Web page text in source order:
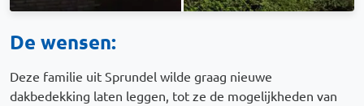
De wensen:
Deze familie uit Sprundel wilde graag nieuwe
dakbedekking laten leggen, tot ze de mogelijkheden van